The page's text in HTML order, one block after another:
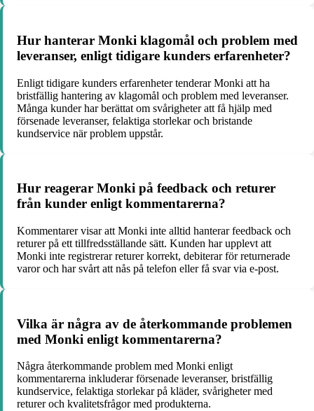
Hur hanterar Monki klagomål och problem med
leveranser, enligt tidigare kunders erfarenheter?
Enligt tidigare kunders erfarenheter tenderar Monki att ha
bristfällig hantering av klagomål och problem med leveranser.
Många kunder har berättat om svårigheter att få hjälp med
försenade leveranser, felaktiga storlekar och bristande
kundservice när problem uppstår.
Hur reagerar Monki på feedback och returer
från kunder enligt kommentarerna?
Kommentarer visar att Monki inte alltid hanterar feedback och
returer på ett tillfredsställande sätt. Kunden har upplevt att
Monki inte registrerar returer korrekt, debiterar för returnerade
varor och har svårt att nås på telefon eller få svar via e-post.
Vilka är några av de återkommande problemen
med Monki enligt kommentarerna?
Några återkommande problem med Monki enligt
kommentarerna inkluderar försenade leveranser, bristfällig
kundservice, felaktiga storlekar på kläder, svårigheter med
returer och kvalitetsfrågor med produkterna.